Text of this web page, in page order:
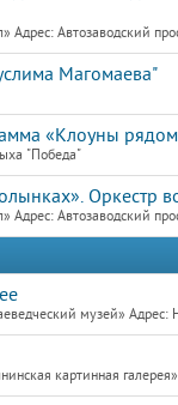
Адрес: Автозаводский
Магомаева"
«Клоуны
"Победа"
Оркестр
Адрес: Автозаводский
музей»
картинная